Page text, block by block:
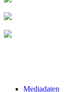
Mediadaten